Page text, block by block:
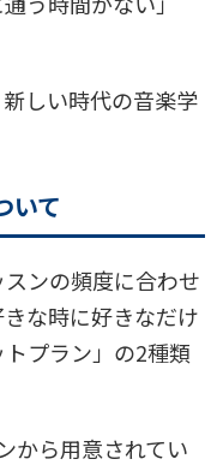
しい時代の音楽学
いて
ンの頻度に合わせ
な時に好きなだけ
プラン」の2種類
から用意されてい